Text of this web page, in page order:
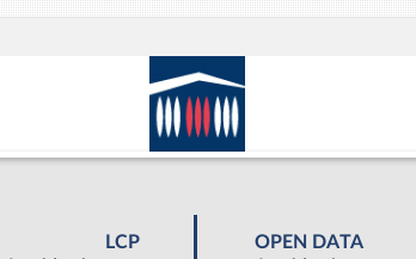
LCP
OPEN DATA